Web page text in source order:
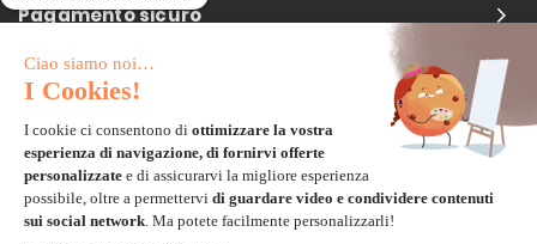
Pagamento sicuro
Carta di credito
Paypal
Bonifico Bancario
3 volte senza tasse